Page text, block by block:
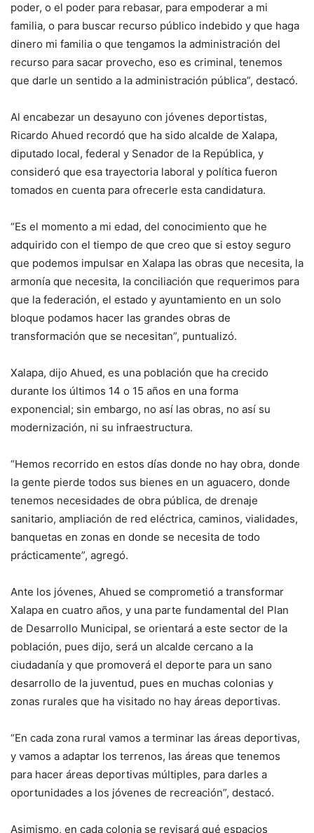
poder, o el poder para rebasar, para empoderar a mi
familia, o para buscar recurso público indebido y que haga
dinero mi familia o que tengamos la administración del
recurso para sacar provecho, eso es criminal, tenemos
que darle un sentido a la administración pública”, destacó.
Al encabezar un desayuno con jóvenes deportistas,
Ricardo Ahued recordó que ha sido alcalde de Xalapa,
diputado local, federal y Senador de la República, y
consideró que esa trayectoria laboral y política fueron
tomados en cuenta para ofrecerle esta candidatura.
“Es el momento a mi edad, del conocimiento que he
adquirido con el tiempo de que creo que si estoy seguro
que podemos impulsar en Xalapa las obras que necesita, la
armonía que necesita, la conciliación que requerimos para
que la federación, el estado y ayuntamiento en un solo
bloque podamos hacer las grandes obras de
transformación que se necesitan”, puntualizó.
Xalapa, dijo Ahued, es una población que ha crecido
durante los últimos 14 o 15 años en una forma
exponencial; sin embargo, no así las obras, no así su
modernización, ni su infraestructura.
“Hemos recorrido en estos días donde no hay obra, donde
la gente pierde todos sus bienes en un aguacero, donde
tenemos necesidades de obra pública, de drenaje
sanitario, ampliación de red eléctrica, caminos, vialidades,
banquetas en zonas en donde se necesita de todo
prácticamente”, agregó.
Ante los jóvenes, Ahued se comprometió a transformar
Xalapa en cuatro años, y una parte fundamental del Plan
de Desarrollo Municipal, se orientará a este sector de la
población, pues dijo, será un alcalde cercano a la
ciudadanía y que promoverá el deporte para un sano
desarrollo de la juventud, pues en muchas colonias y
zonas rurales que ha visitado no hay áreas deportivas.
“En cada zona rural vamos a terminar las áreas deportivas,
y vamos a adaptar los terrenos, las áreas que tenemos
para hacer áreas deportivas múltiples, para darles a
oportunidades a los jóvenes de recreación”, destacó.
Asimismo, en cada colonia se revisará qué espacios